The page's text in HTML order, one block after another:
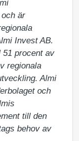
är
Invest AB.
51 procent av
regionala
Almi
och
till den
behov av